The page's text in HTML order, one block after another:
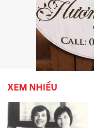
XEM NHIỀU